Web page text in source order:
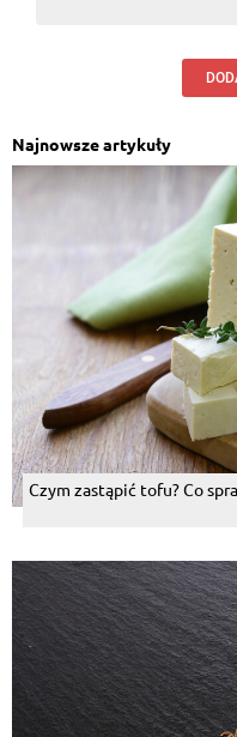
Najnowsze artykuły
Czym zastąpić tofu? Co